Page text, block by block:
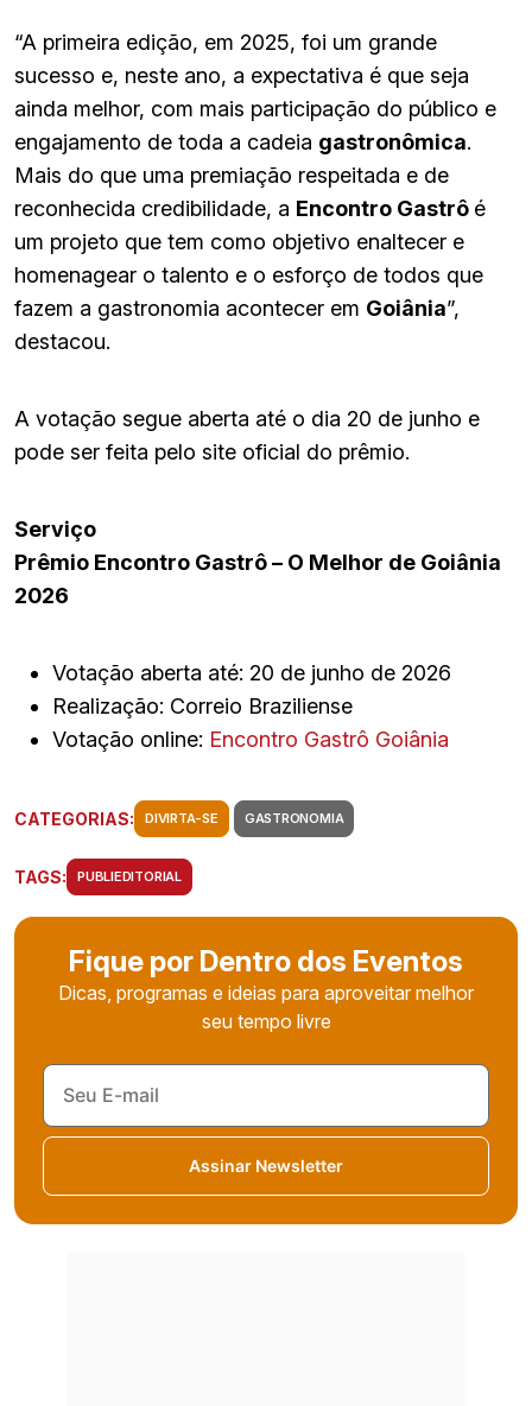
“A primeira edição, em 2025, foi um grande
sucesso e, neste ano, a expectativa é que seja
ainda melhor, com mais participação do público e
engajamento de toda a cadeia gastronômica.
Mais do que uma premiação respeitada e de
reconhecida credibilidade, a Encontro Gastrô é
um projeto que tem como objetivo enaltecer e
homenagear o talento e o esforço de todos que
fazem a gastronomia acontecer em Goiânia”,
destacou.
A votação segue aberta até o dia 20 de junho e
pode ser feita pelo site oficial do prêmio.
Serviço
Prêmio Encontro Gastrô – O Melhor de Goiânia
2026
Votação aberta até: 20 de junho de 2026
Realização: Correio Braziliense
Votação online: Encontro Gastrô Goiânia
CATEGORIAS: DIVIRTA-SE GASTRONOMIA
TAGS: PUBLIEDITORIAL
Fique por Dentro dos Eventos
Dicas, programas e ideias para aproveitar melhor
seu tempo livre
Assinar Newsletter